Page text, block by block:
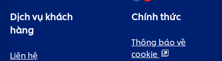
Dịch vụ khách
hàng
Liên hệ
Chính thức
Thông báo về
cookie